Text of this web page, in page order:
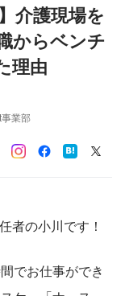
介護現場を
からベンチ
理由
業部
者の小川です！
でお仕事ができ